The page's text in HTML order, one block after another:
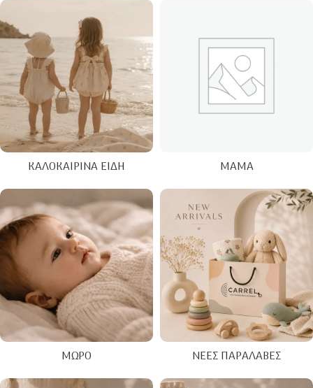
ΚΑΛΟΚΑΙΡΙΝΑ ΕΊΔΗ ΜΑΜΆ
ΜΩΡΌ ΝΈΕΣ ΠΑΡΑΛΑΒΈΣ